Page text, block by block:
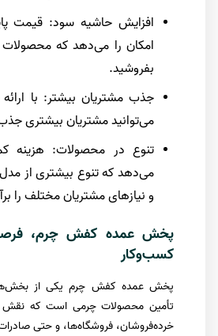
افزایش حاشیه سود: قیمت
امکان را می‌دهد که
بفروشید.
جذب مشتریان بیشتر: با
می‌توانید مشتریان بیشتری
تنوع در محصولات: هزینه
می‌دهد که تنوع بیشتری از
و نیازهای مشتریان مختلف را
پخش عمده کفش چرم،
کسب‌وکار
پخش عمده کفش چرم یکی از
تأمین محصولات چرمی است که نقش
خرده‌فروشان، فروشگاه‌ها، و حتی